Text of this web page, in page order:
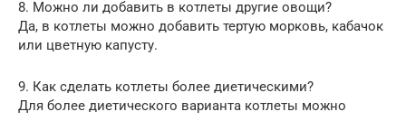
8. Можно ли добавить в котлеты другие овощи?
Да, в котлеты можно добавить тертую морковь, кабачок
или цветную капусту.
9. Как сделать котлеты более диетическими?
Для более диетического варианта котлеты можно